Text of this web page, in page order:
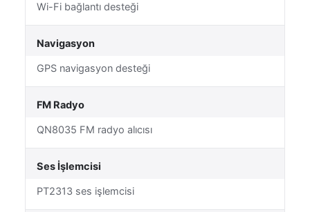
Wi-Fi bağlantı desteği
Navigasyon
GPS navigasyon desteği
FM Radyo
QN8035 FM radyo alıcısı
Ses İşlemcisi
PT2313 ses işlemcisi